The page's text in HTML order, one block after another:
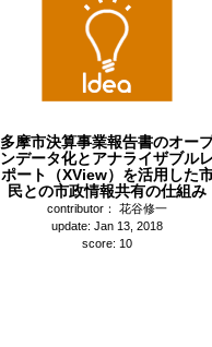
多摩市決算事業報告書のオー
ンデータ化とアナライザブル
ポート（XView）を活用した
民との市政情報共有の仕組み
contributor： 花谷修一
update: Jan 13, 2018
score: 10